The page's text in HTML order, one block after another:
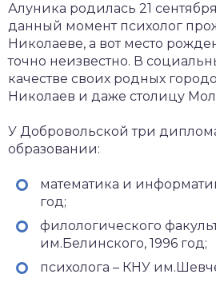
Алуника родилась 21 сентября
данный момент психолог
Николаеве, а вот место
точно неизвестно. В
качестве своих родных
Николаев и даже столицу
У Добровольской три
образовании:
математика и
год;
филологического
им.Белинского, 1996 год;
психолога – КНУ